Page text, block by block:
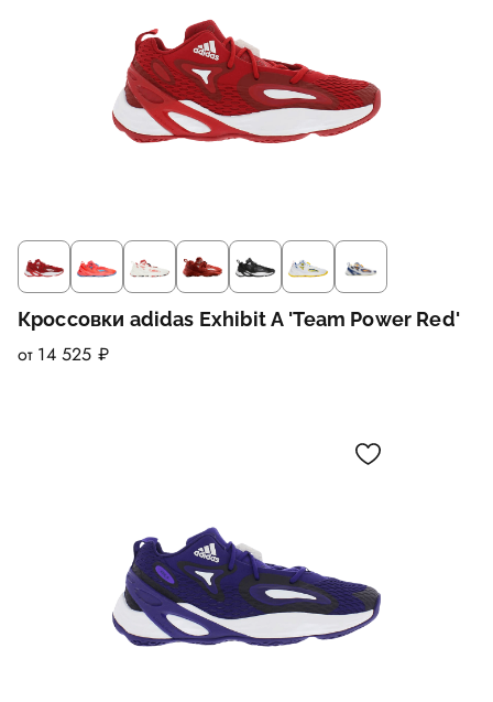
Кроссовки adidas Exhibit A 'Team Power Red'
от 14 525 ₽